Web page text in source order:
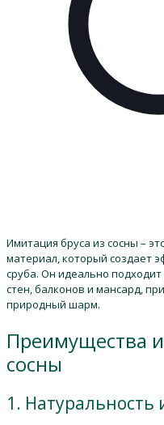
Имитация бруса из сосны –
материал, который создает
сруба. Он идеально
стен, балконов и мансард,
природный шарм.
Преимущества
сосны
1. Натуральность